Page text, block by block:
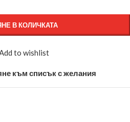
В КОЛИЧКАТА
to wishlist
към списък с желания